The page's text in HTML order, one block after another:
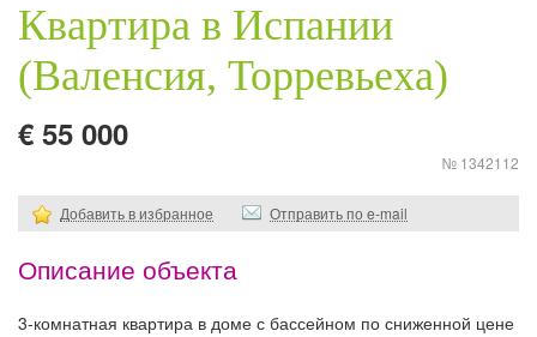
Квартира в Испании
(Валенсия, Торревьеха)
€ 55 000
№ 1342112
Добавить в избранное Отправить по e-mail
Описание объекта
3-комнатная квартира в доме с бассейном по сниженной цене